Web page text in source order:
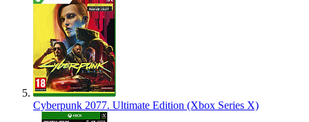
Cyberpunk 2077. Ultimate Edition (Xbox Series X)